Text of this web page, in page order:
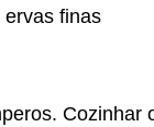
finas
Cozinhar